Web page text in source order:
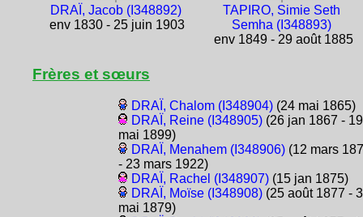
DRAÏ, Jacob (I348892)
env 1830 - 25 juin 1903
TAPIRO, Simie Seth
Semha (I348893)
env 1849 - 29 août 1885
Frères et sœurs
DRAÏ, Chalom (I348904)(24 mai 1865)
DRAÏ, Reine (I348905)(26 jan 1867 - 19
mai 1899)
DRAÏ, Menahem (I348906)(12 mars
- 23 mars 1922)
DRAÏ, Rachel (I348907)(15 jan 1875)
DRAÏ, Moïse (I348908)(25 août 1877 - 3
mai 1879)